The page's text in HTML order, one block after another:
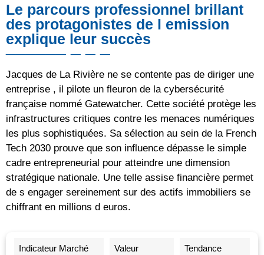
Le parcours professionnel brillant
des protagonistes de l emission
explique leur succès
Jacques de La Rivière ne se contente pas de diriger une
entreprise , il pilote un fleuron de la cybersécurité
française nommé Gatewatcher. Cette société protège les
infrastructures critiques contre les menaces numériques
les plus sophistiquées. Sa sélection au sein de la French
Tech 2030 prouve que son influence dépasse le simple
cadre entrepreneurial pour atteindre une dimension
stratégique nationale. Une telle assise financière permet
de s engager sereinement sur des actifs immobiliers se
chiffrant en millions d euros.
Indicateur Marché
Valeur
Tendance